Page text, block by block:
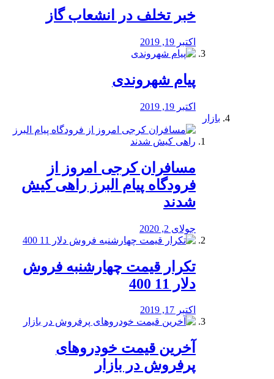
خبر تخلف در انشعاب گاز
اکتبر 19, 2019
پیام شهروندی
اکتبر 19, 2019
بازار
مسافران کرجی امروز از
فرودگاه پیام البرز راهی کیش
شدند
جولای 2, 2020
تکرار قیمت چهارشنبه فروش
دلار 11 400
اکتبر 17, 2019
آخرین قیمت خودرو‌های
پرفروش در بازار